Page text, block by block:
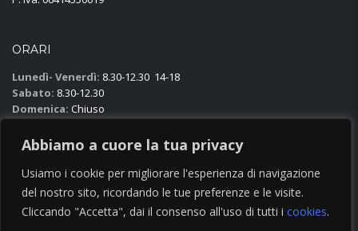
Abbiamo a cuore la tua privacy
Usiamo i cookie per migliorare l'esperienza di navigazione
del nostro sito, ricordando le tue preferenze e le visite.
Cliccando "Accetta", dai il consenso all'uso di tutti i cookies.
ORARI
Lunedì- Venerdì: 8.30-12.30 14-18
Sabato: 8.30-12.30
Domenica: Chiuso